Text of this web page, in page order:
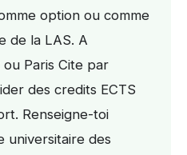
option ou comme
de la LAS. A
Paris Cite par
des credits ECTS
Renseigne-toi
universitaire des